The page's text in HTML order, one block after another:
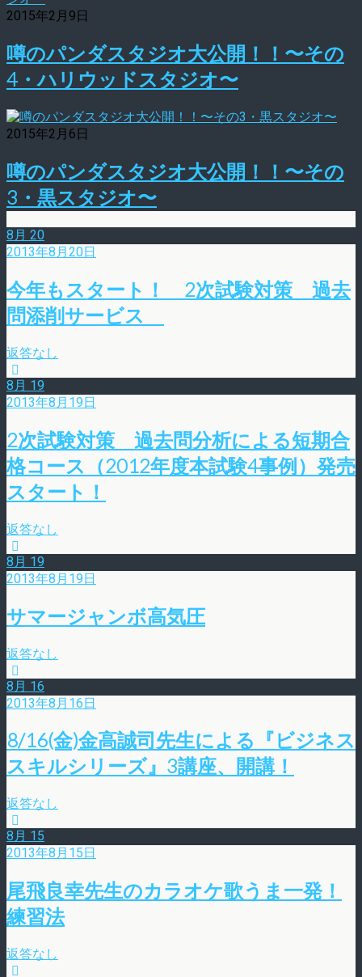
2015年2月9日
噂のパンダスタジオ大公開！！〜その
4・ハリウッドスタジオ〜
2015年2月6日
噂のパンダスタジオ大公開！！〜その
3・黒スタジオ〜
8月 20
2013年8月20日
今年もスタート！ 2次試験対策 過去
問添削サービス
返答なし
8月 19
2013年8月19日
2次試験対策 過去問分析による短期合
格コース（2012年度本試験4事例）発売
スタート！
返答なし
8月 19
2013年8月19日
サマージャンボ高気圧
返答なし
8月 16
2013年8月16日
8/16(金)金高誠司先生による『ビジネス
スキルシリーズ』3講座、開講！
返答なし
8月 15
2013年8月15日
尾飛良幸先生のカラオケ歌うま一発！
練習法
返答なし